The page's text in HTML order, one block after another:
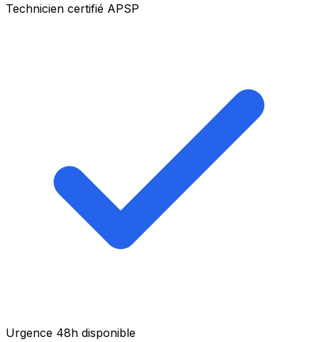
Technicien certifié APSP
Urgence 48h disponible